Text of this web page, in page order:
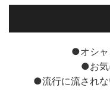
●オシャ
●お気
●流行に流されな